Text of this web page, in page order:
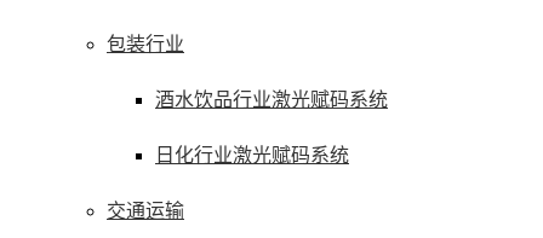
包装行业
酒水饮品行业激光赋码系统
日化行业激光赋码系统
交通运输